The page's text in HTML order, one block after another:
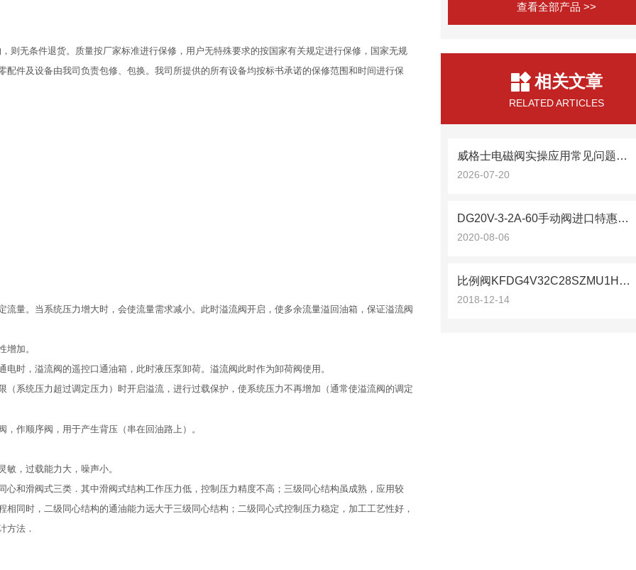
则无条件退货。质量按厂家标准进行保修，用户无特殊要求的按国家有关规定进行保修，国家无规
件及设备由我司负责包修、包换。我司所提供的所有设备均按标书承诺的保修范围和时间进行保
量。当系统压力增大时，会使流量需求减小。此时溢流阀开启，使多余流量溢回油箱，保证溢流阀
增加。
时，溢流阀的遥控口通油箱，此时液压泵卸荷。溢流阀此时作为卸荷阀使用。
系统压力超过调定压力）时开启溢流，进行过载保护，使系统压力不再增加（通常使溢流阀的调定
作顺序阀，用于产生背压（串在回油路上）。
，过载能力大，噪声小。
和滑阀式三类．其中滑阀式结构工作压力低，控制压力精度不高；三级同心结构虽成熟，应用较
同时，二级同心结构的通油能力远大于三级同心结构；二级同心式控制压力稳定，加工工艺性好，
方法．
查看全部产品 >>
相关文章
RELATED ARTICLES
威格士电磁阀实操应用常见问题分析及解决方法探讨
2026-07-20
DG20V-3-2A-60手动阀进口特惠威格士
2020-08-06
比例阀KFDG4V32C28SZMU1H620威格士进口
2018-12-14